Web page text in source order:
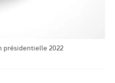
présidentielle 2022